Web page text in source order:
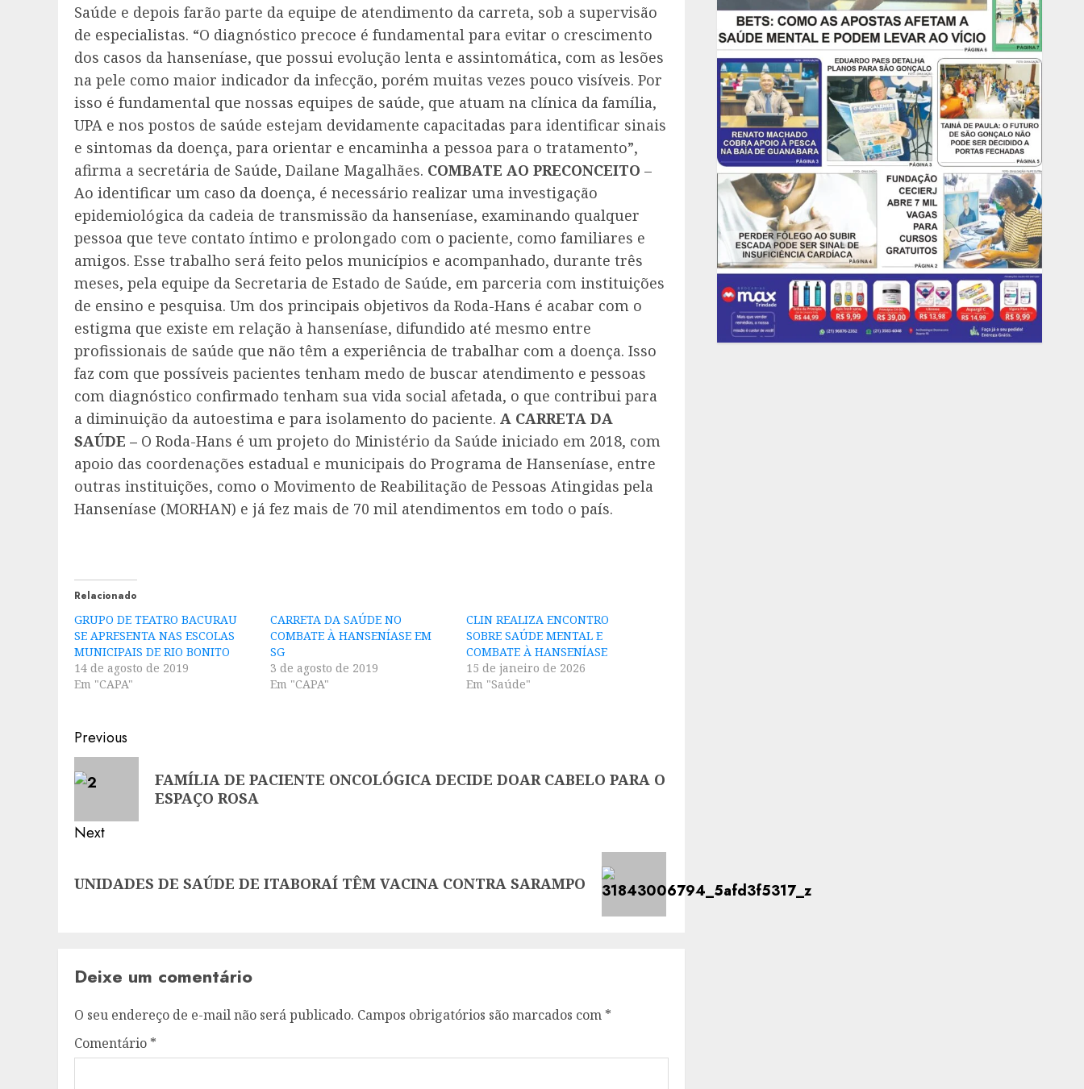
Saúde e depois farão parte da equipe de atendimento da carreta, sob a supervisão
de especialistas. “O diagnóstico precoce é fundamental para evitar o crescimento
dos casos da hanseníase, que possui evolução lenta e assintomática, com as lesões
na pele como maior indicador da infecção, porém muitas vezes pouco visíveis. Por
isso é fundamental que nossas equipes de saúde, que atuam na clínica da família,
UPA e nos postos de saúde estejam devidamente capacitadas para identificar sinais
e sintomas da doença, para orientar e encaminha a pessoa para o tratamento”,
afirma a secretária de Saúde, Dailane Magalhães. COMBATE AO PRECONCEITO –
Ao identificar um caso da doença, é necessário realizar uma investigação
epidemiológica da cadeia de transmissão da hanseníase, examinando qualquer
pessoa que teve contato íntimo e prolongado com o paciente, como familiares e
amigos. Esse trabalho será feito pelos municípios e acompanhado, durante três
meses, pela equipe da Secretaria de Estado de Saúde, em parceria com instituições
de ensino e pesquisa. Um dos principais objetivos da Roda-Hans é acabar com o
estigma que existe em relação à hanseníase, difundido até mesmo entre
profissionais de saúde que não têm a experiência de trabalhar com a doença. Isso
faz com que possíveis pacientes tenham medo de buscar atendimento e pessoas
com diagnóstico confirmado tenham sua vida social afetada, o que contribui para
a diminuição da autoestima e para isolamento do paciente. A CARRETA DA
SAÚDE – O Roda-Hans é um projeto do Ministério da Saúde iniciado em 2018, com
apoio das coordenações estadual e municipais do Programa de Hanseníase, entre
outras instituições, como o Movimento de Reabilitação de Pessoas Atingidas pela
Hanseníase (MORHAN) e já fez mais de 70 mil atendimentos em todo o país.
Relacionado
GRUPO DE TEATRO BACURAU
SE APRESENTA NAS ESCOLAS
MUNICIPAIS DE RIO BONITO
14 de agosto de 2019
Em "CAPA"
CARRETA DA SAÚDE NO
COMBATE À HANSENÍASE EM
SG
3 de agosto de 2019
Em "CAPA"
CLIN REALIZA ENCONTRO
SOBRE SAÚDE MENTAL E
COMBATE À HANSENÍASE
15 de janeiro de 2026
Em "Saúde"
Post
navigation
Previous
Previous
post:
FAMÍLIA DE PACIENTE ONCOLÓGICA DECIDE DOAR CABELO PARA O
ESPAÇO ROSA
Next
post:
UNIDADES DE SAÚDE DE ITABORAÍ TÊM VACINA CONTRA SARAMPO
Deixe um comentário
O seu endereço de e-mail não será publicado. Campos obrigatórios são marcados com *
Comentário *